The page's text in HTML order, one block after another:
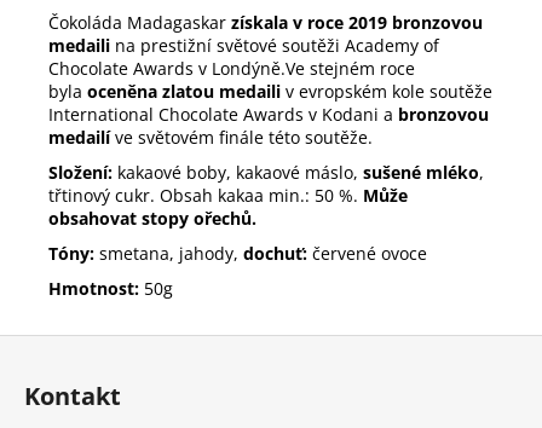
Čokoláda Madagaskar získala v roce 2019 bronzovou
medaili na prestižní světové soutěži Academy of
Chocolate Awards v Londýně.Ve stejném roce
byla oceněna zlatou medaili v evropském kole soutěže
International Chocolate Awards v Kodani a bronzovou
medailíve světovém finále této soutěže.
Složení: kakaové boby, kakaové máslo, sušené mléko,
třtinový cukr. Obsah kakaa min.: 50 %. Může
obsahovat stopy ořechů.
Tóny: smetana, jahody, dochuť: červené ovoce
Hmotnost: 50g
155
Z
Kontakt